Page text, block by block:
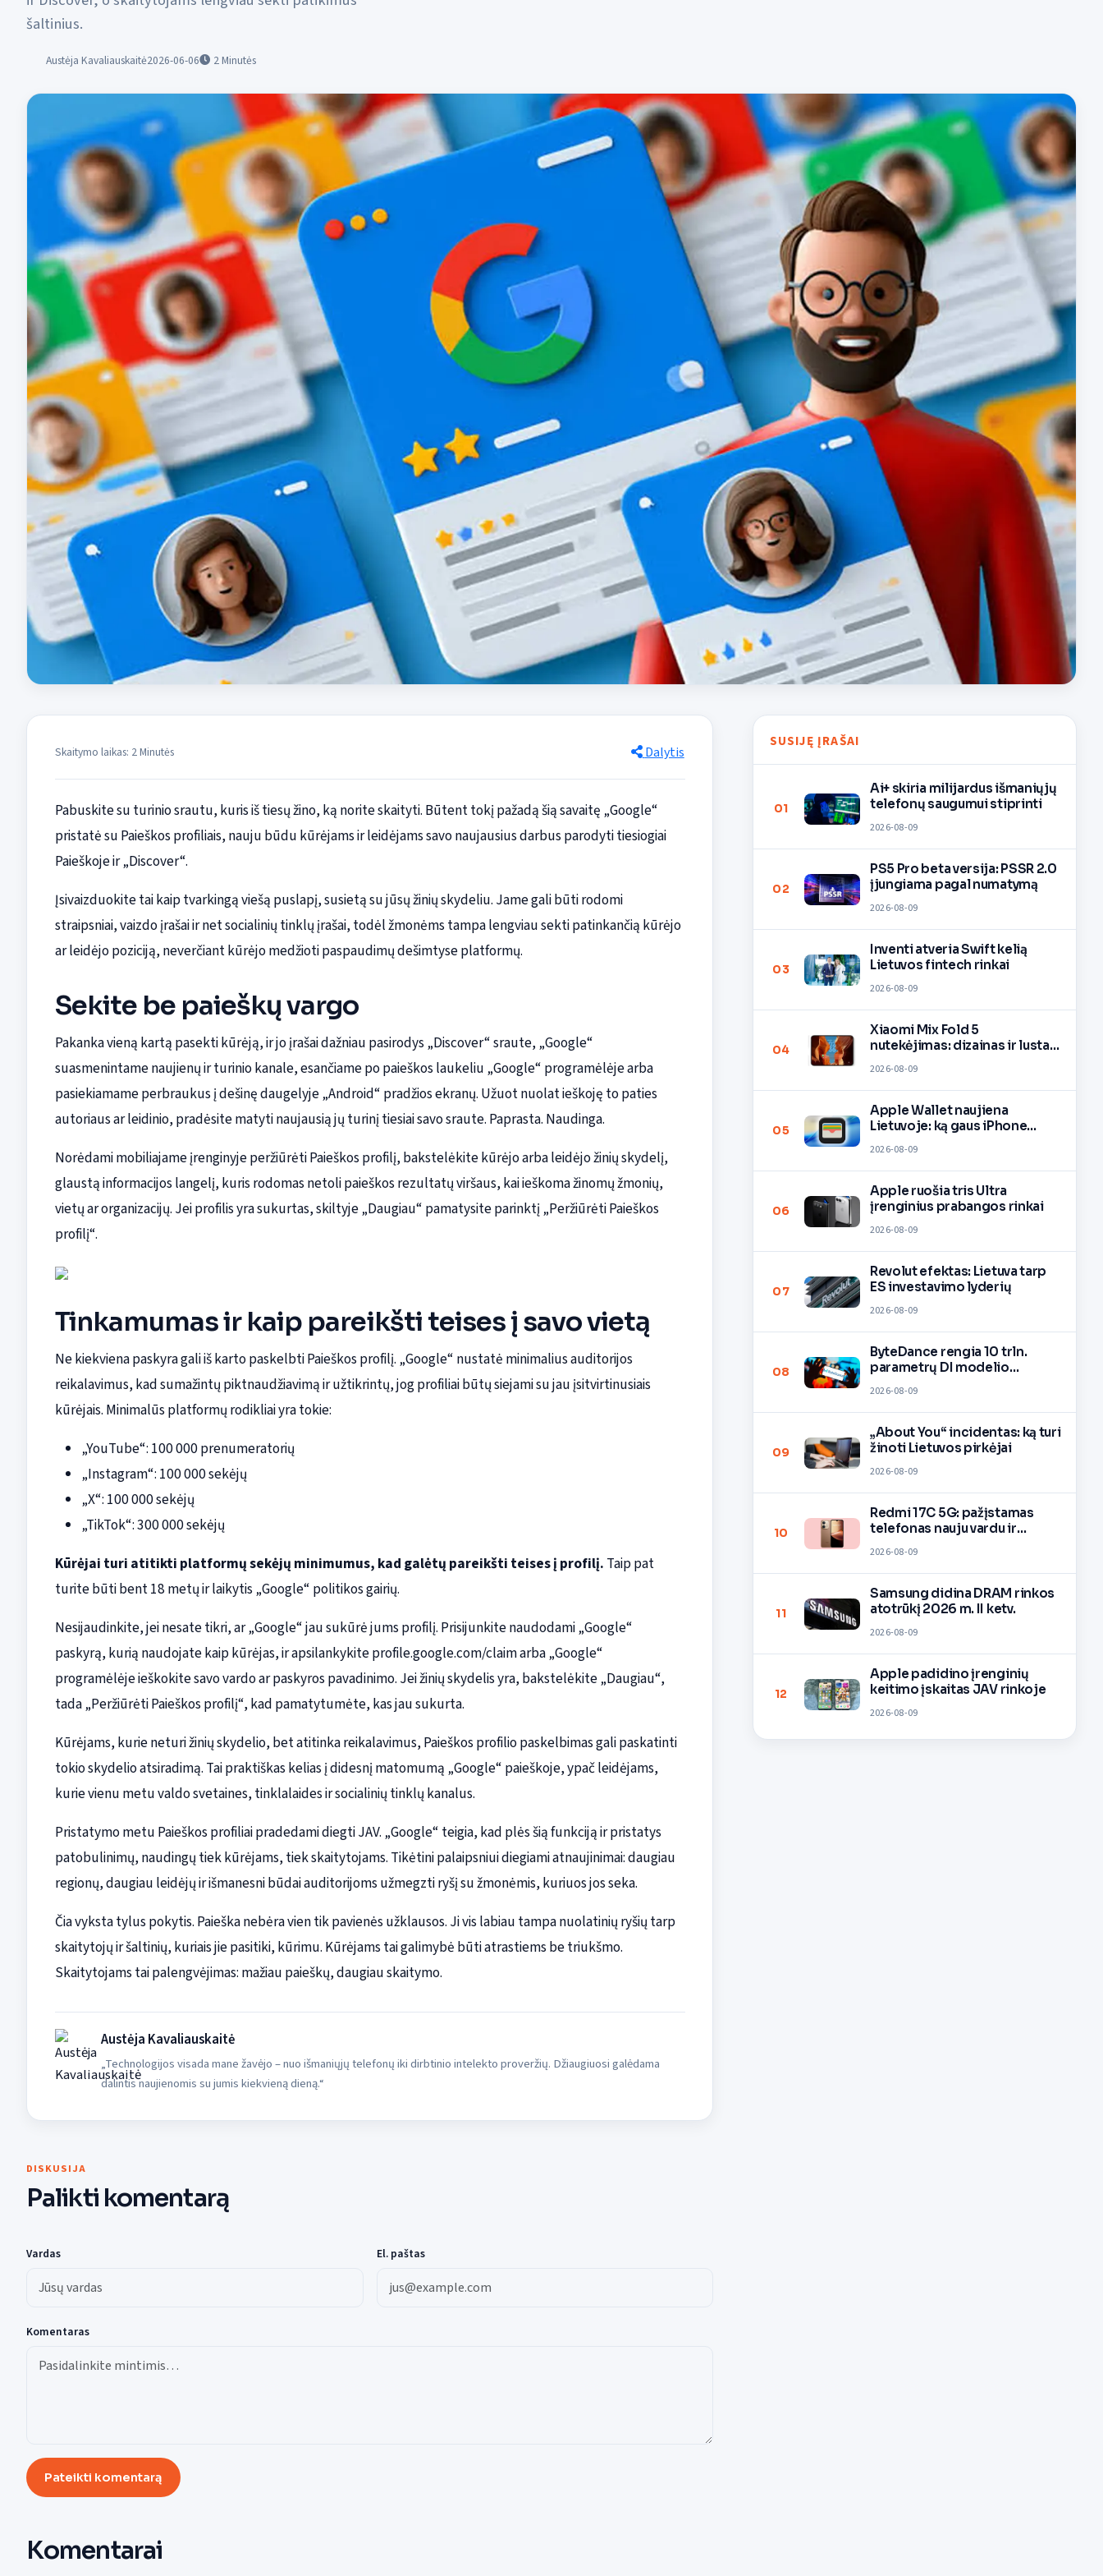
šaltinius.
Austėja Kavaliauskaitė2026-06-06 2Minutės
Skaitymo laikas: 2 Minutės Dalytis
Pabuskite su turinio srautu, kuris iš tiesų žino, ką norite skaityti. Būtent tokį pažadą šią savaitę „Google“
pristatė su Paieškos profiliais, nauju būdu kūrėjams ir leidėjams savo naujausius darbus parodyti tiesiogiai
Paieškoje ir „Discover“.
Įsivaizduokite tai kaip tvarkingą viešą puslapį, susietą su jūsų žinių skydeliu. Jame gali būti rodomi
straipsniai, vaizdo įrašai ir net socialinių tinklų įrašai, todėl žmonėms tampa lengviau sekti patinkančią kūrėjo
ar leidėjo poziciją, neverčiant kūrėjo medžioti paspaudimų dešimtyse platformų.
Sekite be paieškų vargo
Pakanka vieną kartą pasekti kūrėją, ir jo įrašai dažniau pasirodys „Discover“ sraute, „Google“
suasmenintame naujienų ir turinio kanale, esančiame po paieškos laukeliu „Google“ programėlėje arba
pasiekiamame perbraukus į dešinę daugelyje „Android“ pradžios ekranų. Užuot nuolat ieškoję to paties
autoriaus ar leidinio, pradėsite matyti naujausią jų turinį tiesiai savo sraute. Paprasta. Naudinga.
Norėdami mobiliajame įrenginyje peržiūrėti Paieškos profilį, bakstelėkite kūrėjo arba leidėjo žinių skydelį,
glaustą informacijos langelį, kuris rodomas netoli paieškos rezultatų viršaus, kai ieškoma žinomų žmonių,
vietų ar organizacijų. Jei profilis yra sukurtas, skiltyje „Daugiau“ pamatysite parinktį „Peržiūrėti Paieškos
profilį“.
Tinkamumas ir kaip pareikšti teises į savo vietą
Ne kiekviena paskyra gali iš karto paskelbti Paieškos profilį. „Google“ nustatė minimalius auditorijos
reikalavimus, kad sumažintų piktnaudžiavimą ir užtikrintų, jog profiliai būtų siejami su jau įsitvirtinusiais
kūrėjais. Minimalūs platformų rodikliai yra tokie:
„YouTube“: 100 000 prenumeratorių
„Instagram“: 100 000 sekėjų
„X“: 100 000 sekėjų
„TikTok“: 300 000 sekėjų
Kūrėjai turi atitikti platformų sekėjų minimumus, kad galėtų pareikšti teises į profilį. Taip pat
turite būti bent 18 metų ir laikytis „Google“ politikos gairių.
Nesijaudinkite, jei nesate tikri, ar „Google“ jau sukūrė jums profilį. Prisijunkite naudodami „Google“
paskyrą, kurią naudojate kaip kūrėjas, ir apsilankykite profile.google.com/claim arba „Google“
programėlėje ieškokite savo vardo ar paskyros pavadinimo. Jei žinių skydelis yra, bakstelėkite „Daugiau“,
tada „Peržiūrėti Paieškos profilį“, kad pamatytumėte, kas jau sukurta.
Kūrėjams, kurie neturi žinių skydelio, bet atitinka reikalavimus, Paieškos profilio paskelbimas gali paskatinti
tokio skydelio atsiradimą. Tai praktiškas kelias į didesnį matomumą „Google“ paieškoje, ypač leidėjams,
kurie vienu metu valdo svetaines, tinklalaides ir socialinių tinklų kanalus.
Pristatymo metu Paieškos profiliai pradedami diegti JAV. „Google“ teigia, kad plės šią funkciją ir pristatys
patobulinimų, naudingų tiek kūrėjams, tiek skaitytojams. Tikėtini palaipsniui diegiami atnaujinimai: daugiau
regionų, daugiau leidėjų ir išmanesni būdai auditorijoms užmegzti ryšį su žmonėmis, kuriuos jos seka.
Čia vyksta tylus pokytis. Paieška nebėra vien tik pavienės užklausos. Ji vis labiau tampa nuolatinių ryšių tarp
skaitytojų ir šaltinių, kuriais jie pasitiki, kūrimu. Kūrėjams tai galimybė būti atrastiems be triukšmo.
Skaitytojams tai palengvėjimas: mažiau paieškų, daugiau skaitymo.
Austėja Kavaliauskaitė
„Technologijos visada mane žavėjo – nuo išmaniųjų telefonų iki dirbtinio intelekto proveržių. Džiaugiuosi galėdama
dalintis naujienomis su jumis kiekvieną dieną.“
DISKUSIJA
Palikti komentarą
Vardas El. paštas
Komentaras
Pateikti komentarą
Komentarai
SUSIJĘ ĮRAŠAI
01
Ai+ skiria milijardus išmaniųjų
telefonų saugumui stiprinti
2026-08-09
02
PS5 Pro beta versija: PSSR 2.0
įjungiama pagal numatymą
2026-08-09
03
Inventi atveria Swift kelią
Lietuvos fintech rinkai
2026-08-09
04
Xiaomi Mix Fold 5
nutekėjimas: dizainas ir lustas
2026-08-09
05
Apple Wallet naujiena
Lietuvoje: ką gaus iPhone
2026-08-09
06
Apple ruošia tris Ultra
įrenginius prabangos rinkai
2026-08-09
07
Revolut efektas: Lietuva tarp
ES investavimo lyderių
2026-08-09
08
ByteDance rengia 10 trln.
parametrų DI modelio
2026-08-09
09
„About You“ incidentas: ką turi
žinoti Lietuvos pirkėjai
2026-08-09
10
Redmi 17C 5G: pažįstamas
telefonas nauju vardu ir
2026-08-09
11
Samsung didina DRAM rinkos
atotrūkį 2026 m. II ketv.
2026-08-09
12
Apple padidino įrenginių
keitimo įskaitas JAV rinkoje
2026-08-09